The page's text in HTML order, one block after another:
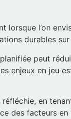
lorsque l’on
durables
peut
enjeux en jeu
en
des facteurs en